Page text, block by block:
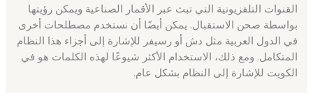
القنوات التلفزيونية التي تبث عبر الأقمار الصناعية ويمكن رؤيتها
بواسطة صحن الاستقبال. يمكن أيضًا أن نستخدم مصطلحات أخرى
في الدول العربية مثل دش أو رسيفر للإشارة إلى أجزاء هذا النظام
المتكامل. ومع ذلك، الاستخدام الأكثر شيوعًا لهذه الكلمات هو في
الكويت للإشارة إلى النظام بشكل عام.